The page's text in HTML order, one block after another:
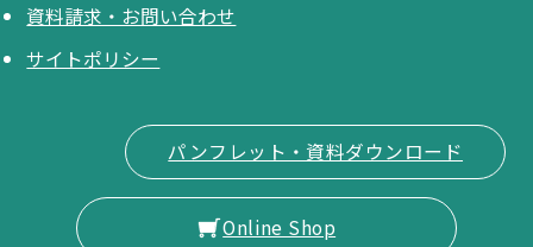
資料請求・お問い合わせ
サイトポリシー
パンフレット・資料ダウンロード
Online Shop